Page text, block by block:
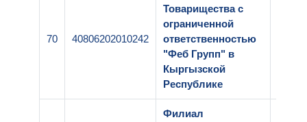
70 40806202010242
Товарищества с
ограниченной
ответственностью
"Феб Групп" в
Кыргызской
Республике
Филиал